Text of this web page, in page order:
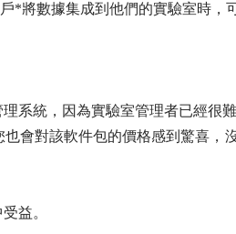
*將數據集成到他們的實驗室時，
系統，因為實驗室管理者已經很難
會對該軟件包的價格感到驚喜
益。